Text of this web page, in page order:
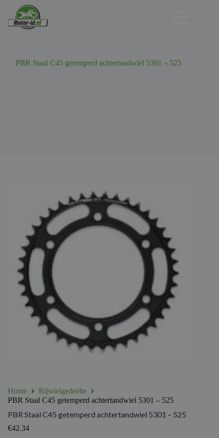
PBR Staal C45 getemperd achtertandwiel 5301 – 525
Home
Rijwielgedeelte
PBR Staal C45 getemperd achtertandwiel 5301 – 525
PBR Staal C45 getemperd achtertandwiel 5301 – 525
€42.34